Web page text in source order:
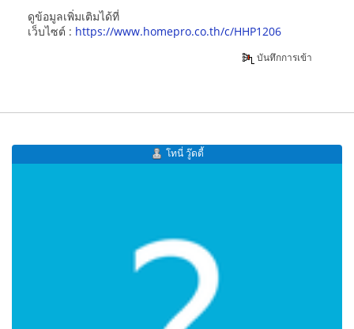
ดูข้อมูลเพิ่มเติมได้ที่
เว็บไซต์ : https://www.homepro.co.th/c/HHP1206
บันทึกการเข้า
โทนี่ วู๊ดดี้